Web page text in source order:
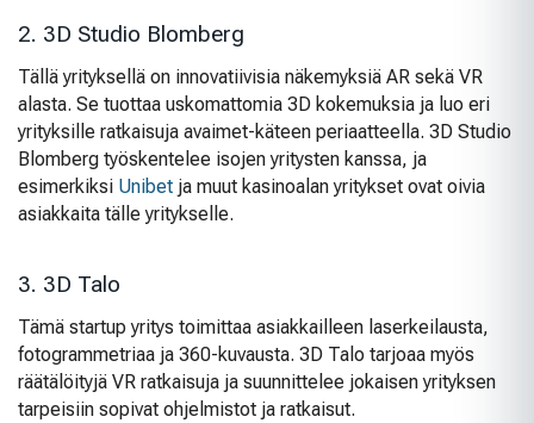
2. 3D Studio Blomberg
Tällä yrityksellä on innovatiivisia näkemyksiä AR sekä VR
alasta. Se tuottaa uskomattomia 3D kokemuksia ja luo eri
yrityksille ratkaisuja avaimet-käteen periaatteella. 3D Studio
Blomberg työskentelee isojen yritysten kanssa, ja
esimerkiksi Unibet ja muut kasinoalan yritykset ovat oivia
asiakkaita tälle yritykselle.
3. 3D Talo
Tämä startup yritys toimittaa asiakkailleen laserkeilausta,
fotogrammetriaa ja 360-kuvausta. 3D Talo tarjoaa myös
räätälöityjä VR ratkaisuja ja suunnittelee jokaisen yrityksen
tarpeisiin sopivat ohjelmistot ja ratkaisut.